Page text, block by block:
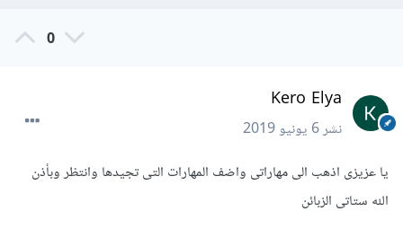
0
Kero Elya
نشر6 يونيو 2019
يا عزيزى اذهب الى مهاراتى واضف المهارات التى تجيدها وانتظر وبأذن
الله ستاتى الزبائن